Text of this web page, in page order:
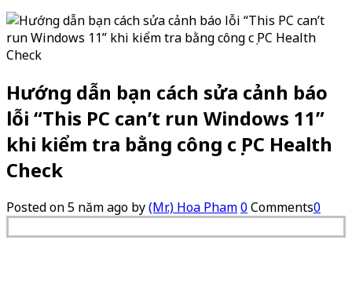
Hướng dẫn bạn cách sửa cảnh báo
lỗi “This PC can’t run Windows 11”
khi kiểm tra bằng công cụ PC Health
Check
Posted on5 năm ago by(Mr.) Hoa Pham0Comments0